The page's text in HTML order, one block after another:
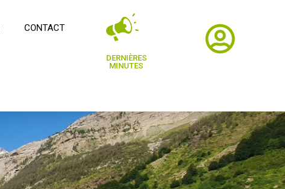
CONTACT
DERNIÈRES
MINUTES